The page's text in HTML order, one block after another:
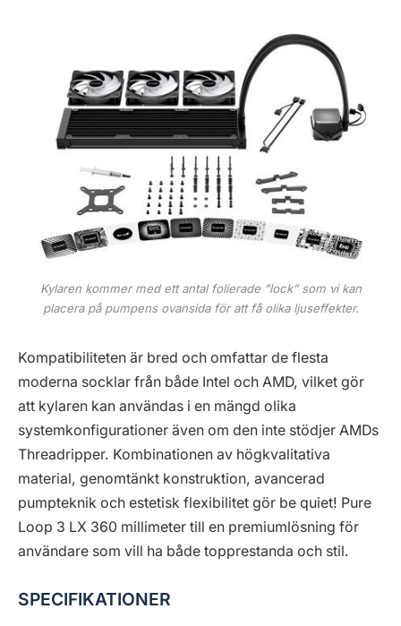
Kylaren kommer med ett antal folierade ”lock” som vi kan
placera på pumpens ovansida för att få olika ljuseffekter.
Kompatibiliteten är bred och omfattar de flesta
moderna socklar från både Intel och AMD, vilket gör
att kylaren kan användas i en mängd olika
systemkonfigurationer även om den inte stödjer AMDs
Threadripper. Kombinationen av högkvalitativa
material, genomtänkt konstruktion, avancerad
pumpteknik och estetisk flexibilitet gör be quiet! Pure
Loop 3 LX 360 millimeter till en premiumlösning för
användare som vill ha både topprestanda och stil.
SPECIFIKATIONER